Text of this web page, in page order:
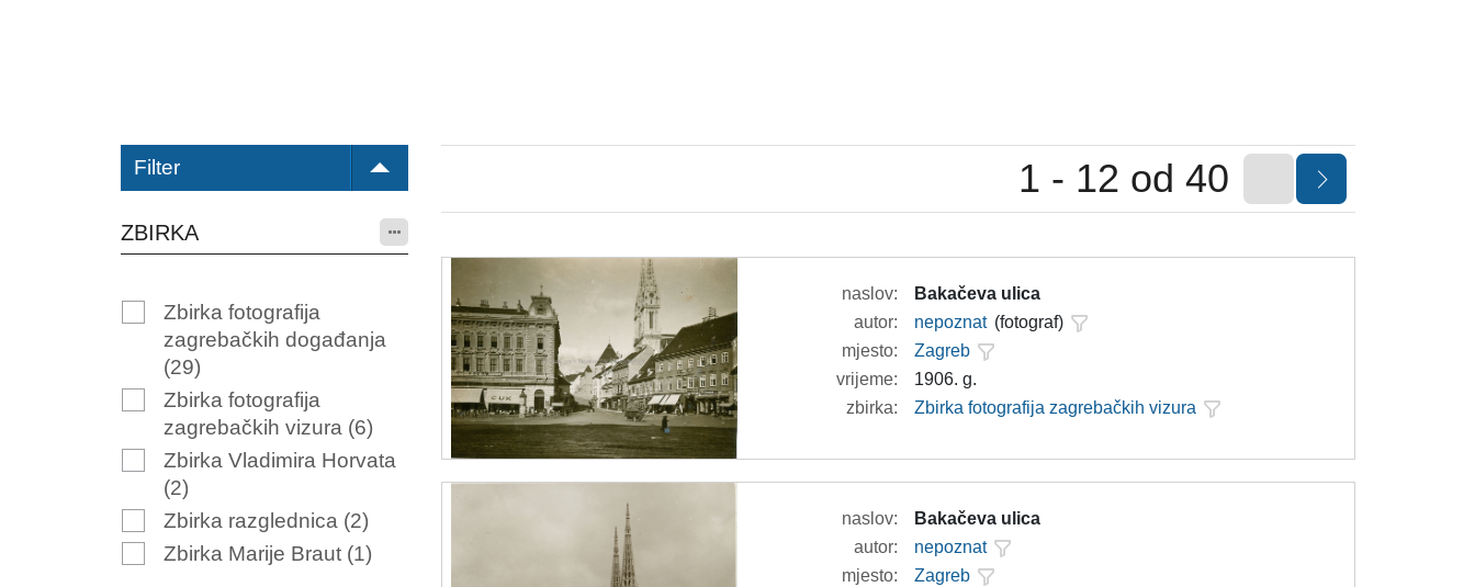
Filter
ZBIRKA
Zbirka fotografija
zagrebačkih događanja
(29)
Zbirka fotografija
zagrebačkih vizura (6)
Zbirka Vladimira Horvata
(2)
Zbirka razglednica (2)
Zbirka Marije Braut (1)
1 - 12 od 40
naslov:
Bakačeva ulica
autor:
nepoznat (fotograf)
mjesto:
Zagreb
vrijeme:
1906. g.
zbirka:
Zbirka fotografija zagrebačkih vizura
naslov:
Bakačeva ulica
autor:
nepoznat
mjesto:
Zagreb